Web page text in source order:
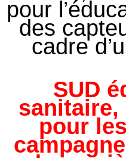
pour
des
cadre
SUD
sanitaire,
pour